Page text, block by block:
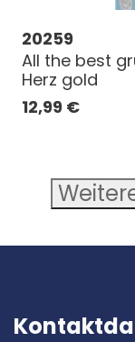
20259
All the best
Herz gold
12,99 €